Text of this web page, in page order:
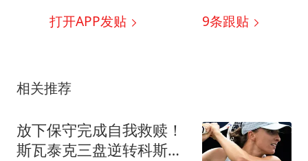
打开APP发贴 9条跟贴
相关推荐
放下保守完成自我救赎！
斯瓦泰克三盘逆转科斯秋